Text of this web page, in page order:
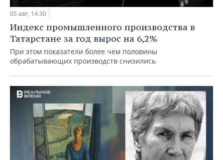
05 авг, 14:30
Индекс промышленного производства в
Татарстане за год вырос на 6,2%
При этом показатели более чем половины
обрабатывающих производств снизились